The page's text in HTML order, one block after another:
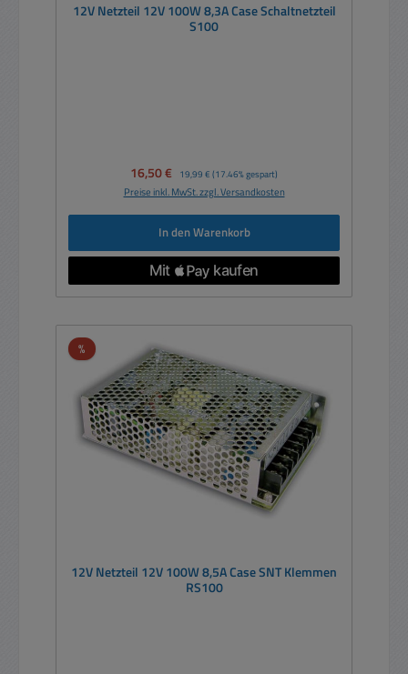
12V Netzteil 12V 100W 8,3A Case Schaltnetzteil
S100
Verkaufspreis:
16,50 € Regulärer Preis:
19,99 € (17.46% gespart)
Preise inkl. MwSt. zzgl. Versandkosten
In den Warenkorb
%Rabatt
12V Netzteil 12V 100W 8,5A Case SNT Klemmen
RS100